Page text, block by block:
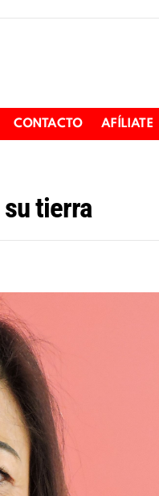
CONTACTO AFÍLIATE
tierra